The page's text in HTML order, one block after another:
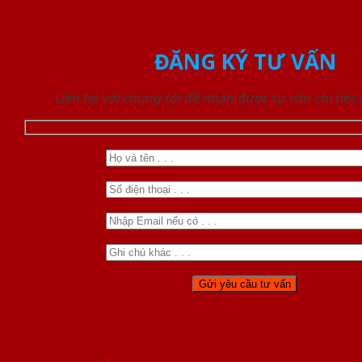
ĐĂNG KÝ TƯ VẤN
Liên hệ với chúng tôi để nhận được tư vấn chi tiết